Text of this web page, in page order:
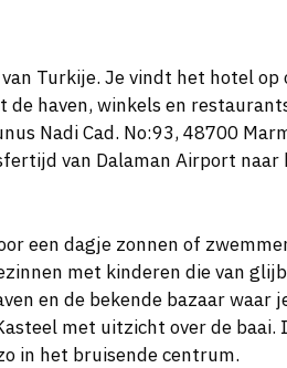
Turkije. Je vindt het hotel
haven, winkels en
Nadi Cad. No:93, 48700
van Dalaman Airport
een dagje zonnen of
met kinderen die van
en de bekende bazaar
met uitzicht over de baai.
in het bruisende centrum.